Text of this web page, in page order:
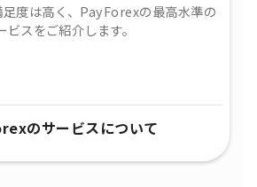
度は高く、PayForexの最高水準の
ビスをご紹介します。
のサービスについて